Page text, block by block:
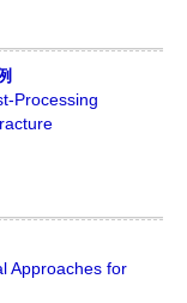
Processing
Approaches for